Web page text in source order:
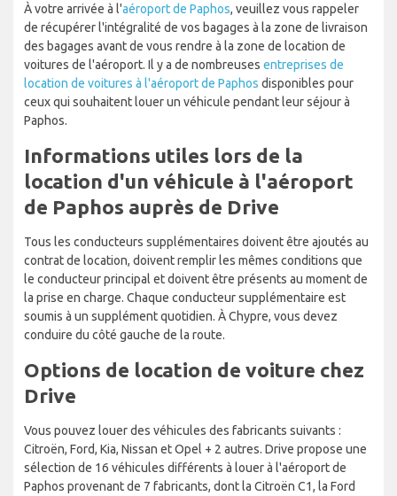
À votre arrivée à l'aéroport de Paphos, veuillez vous rappeler
de récupérer l'intégralité de vos bagages à la zone de livraison
des bagages avant de vous rendre à la zone de location de
voitures de l'aéroport. Il y a de nombreuses entreprises de
location de voitures à l'aéroport de Paphos disponibles pour
ceux qui souhaitent louer un véhicule pendant leur séjour à
Paphos.
Informations utiles lors de la
location d'un véhicule à l'aéroport
de Paphos auprès de Drive
Tous les conducteurs supplémentaires doivent être ajoutés au
contrat de location, doivent remplir les mêmes conditions que
le conducteur principal et doivent être présents au moment de
la prise en charge. Chaque conducteur supplémentaire est
soumis à un supplément quotidien. À Chypre, vous devez
conduire du côté gauche de la route.
Options de location de voiture chez
Drive
Vous pouvez louer des véhicules des fabricants suivants :
Citroën, Ford, Kia, Nissan et Opel + 2 autres. Drive propose une
sélection de 16 véhicules différents à louer à l'aéroport de
Paphos provenant de 7 fabricants, dont la Citroën C1, la Ford